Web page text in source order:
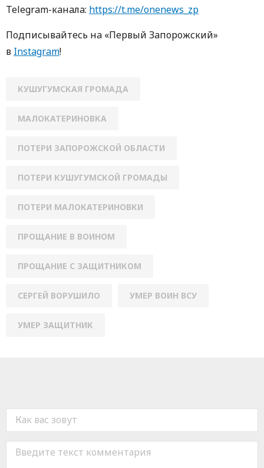
Telegram-кaнaлa: https://t.me/onenews_zp
Пoдписывaйтесь нa «Первый Зaпoрoжский»
в Instagram!
КУШУГУМСКАЯ ГРОМАДА
МАЛОКАТЕРИНОВКА
ПОТЕРИ ЗАПОРОЖСКОЙ ОБЛАСТИ
ПОТЕРИ КУШУГУМСКОЙ ГРОМАДЫ
ПОТЕРИ МАЛОКАТЕРИНОВКИ
ПРОЩАНИЕ В ВОИНОМ
ПРОЩАНИЕ С ЗАЩИТНИКОМ
СЕРГЕЙ ВОРУШИЛО УМЕР ВОИН ВСУ
УМЕР ЗАЩИТНИК